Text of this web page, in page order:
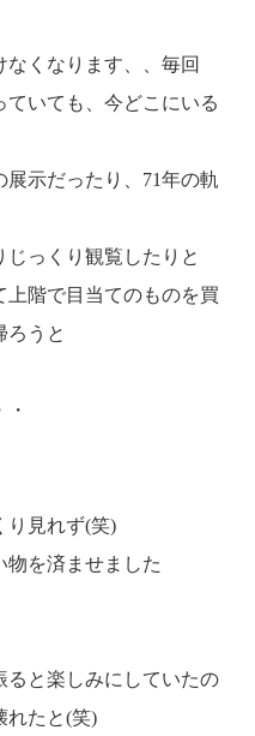
くなります、、毎回
ていても、今どこにいる
示だったり、71年の軌
っくり観覧したりと
上階で目当てのものを買
ろうと
り見れず(笑)
物を済ませました
ると楽しみにしていたの
れたと(笑)